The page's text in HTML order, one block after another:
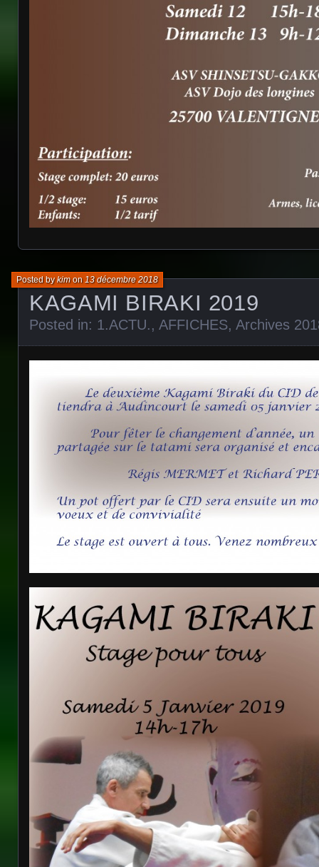
KAGAMI BIRAKI 2019
Posted bykimon13 décembre 2018
Posted in: 1.ACTU., AFFICHES, Archives